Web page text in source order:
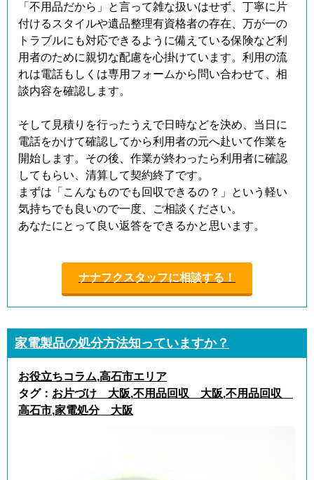
「不用品だから」と言って雑な扱いはせず、丁寧に片
付けるスタイルや遺品整理有資格者の存在、万が一の
トラブルにも対応できるように備えている保険など利
用者のために親切な配慮を心掛けています。利用の流
れは電話もしくは専用フォームから問い合わせて、相
談内容を確認します。
そして見積りを行ったうえで日時などを決め、当日に
電話をかけて確認してから利用者の元へ赴いて作業を
開始します。その後、作業が終わったら利用者に確認
してもらい、清算して契約終了です。
まずは「こんなものでも回収できるの？」という軽い
気持ちでも良いので一度、ご相談ください。
あなたにとって良い返答をできるかと思います。
ナナフクスタッフに相談する！
家電製品の処分方法知っていますか？
お役立ちコラム,高石市エリア
タグ： お片づけ 大阪,不用品回収 大阪,不用品回収
高石市,家電処分 大阪